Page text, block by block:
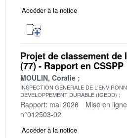
Accéder à la notice
Projet de classement de
(77) - Rapport en CSSPP
MOULIN, Coralie
INSPECTION GENERALE DE
DEVELOPPEMENT DURABLE (IGEDD)
Rapport: mai 2026 Mise en
n°012503-02
Accéder à la notice